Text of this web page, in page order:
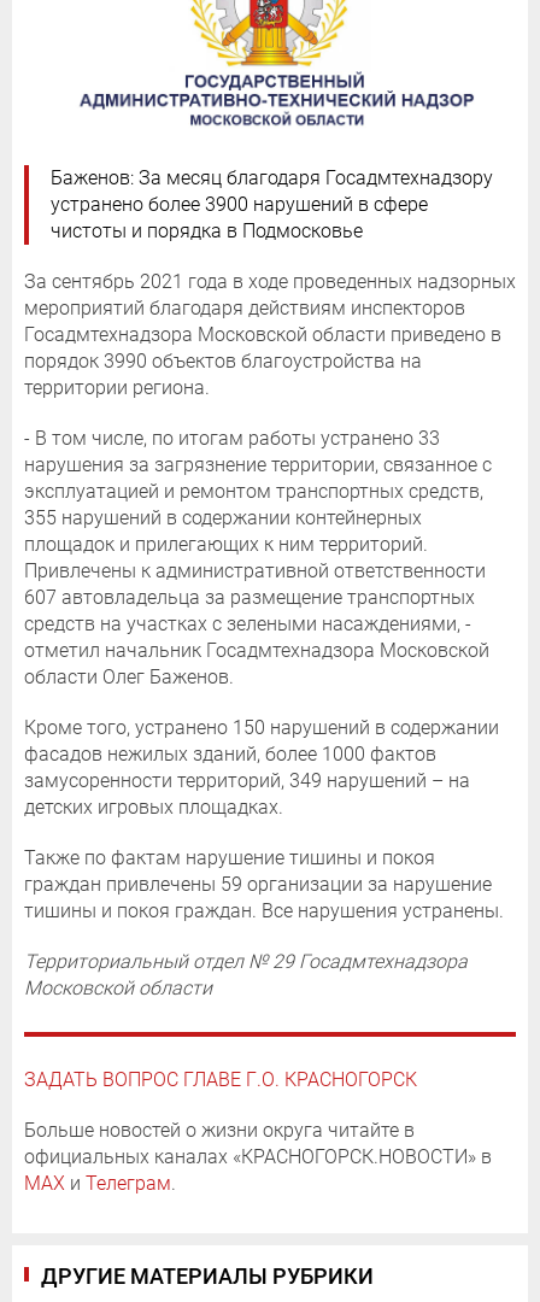
Баженов: За месяц благодаря Госадмтехнадзору
устранено более 3900 нарушений в сфере
чистоты и порядка в Подмосковье
За сентябрь 2021 года в ходе проведенных надзорных
мероприятий благодаря действиям инспекторов
Госадмтехнадзора Московской области приведено в
порядок 3990 объектов благоустройства на
территории региона.
- В том числе, по итогам работы устранено 33
нарушения за загрязнение территории, связанное с
эксплуатацией и ремонтом транспортных средств,
355 нарушений в содержании контейнерных
площадок и прилегающих к ним территорий.
Привлечены к административной ответственности
607 автовладельца за размещение транспортных
средств на участках с зелеными насаждениями, -
отметил начальник Госадмтехнадзора Московской
области Олег Баженов.
Кроме того, устранено 150 нарушений в содержании
фасадов нежилых зданий, более 1000 фактов
замусоренности территорий, 349 нарушений – на
детских игровых площадках.
Также по фактам нарушение тишины и покоя
граждан привлечены 59 организации за нарушение
тишины и покоя граждан. Все нарушения устранены.
Территориальный отдел № 29 Госадмтехнадзора
Московской области
ЗАДАТЬ ВОПРОС ГЛАВЕ Г.О. КРАСНОГОРСК
Больше новостей о жизни округа читайте в
официальных каналах «КРАСНОГОРСК.НОВОСТИ» в
MAX и Телеграм.
ДРУГИЕ МАТЕРИАЛЫ РУБРИКИ